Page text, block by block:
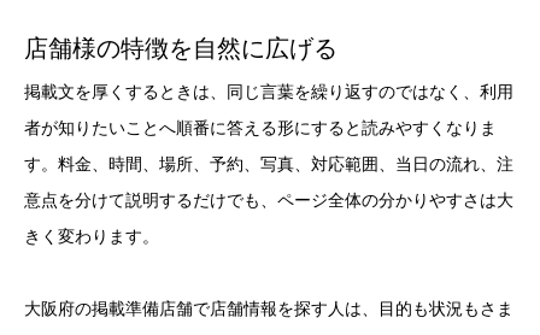
店舗様の特徴を自然に広げる
掲載文を厚くするときは、同じ言葉を繰り返すのではなく、利用
者が知りたいことへ順番に答える形にすると読みやすくなりま
す。料金、時間、場所、予約、写真、対応範囲、当日の流れ、注
意点を分けて説明するだけでも、ページ全体の分かりやすさは大
きく変わります。
大阪府の掲載準備店舗で店舗情報を探す人は、目的も状況もさま